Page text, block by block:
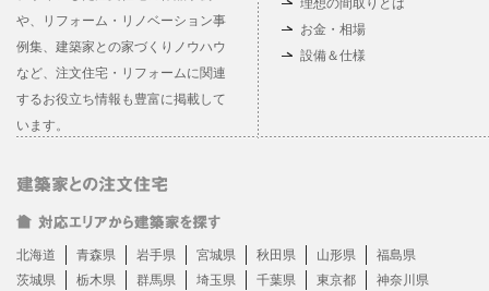
や、リフォーム・リノベーション事
例集、建築家との家づくりノウハウ
など、注文住宅・リフォームに関連
するお役立ち情報も豊富に掲載して
います。
理想の間取りとは
お金・相場
設備＆仕様
北海道 青森県 岩手県 宮城県 秋田県 山形県
福島県
茨城県
栃木県 群馬県 埼玉県 千葉県 東京都
神奈川県